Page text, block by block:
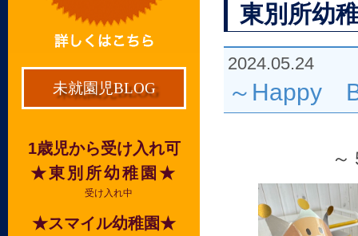
東別所幼
2024.05.24
～Happy
未就園児BLOG
1歳児から受け入れ可
★東別所幼稚園★
受け入れ中
★スマイル幼稚園★